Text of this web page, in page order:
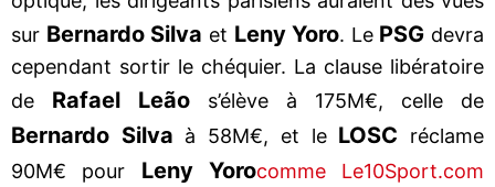
sur Bernardo Silva et Leny Yoro. Le PSG devra
cependant sortir le chéquier. La clause libératoire
de Rafael Leão s’élève à 175M€, celle de
Bernardo Silva à 58M€, et le LOSC réclame
90M€ pour Leny Yorocomme Le10Sport.com